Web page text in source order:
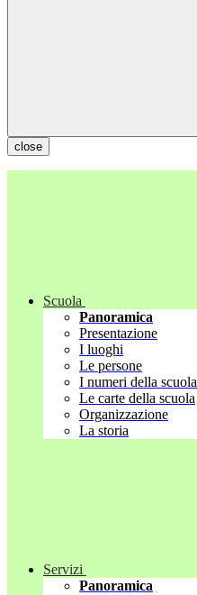
close
Scuola
Panoramica
Presentazione
I luoghi
Le persone
I numeri della scuola
Le carte della scuola
Organizzazione
La storia
Servizi
Panoramica